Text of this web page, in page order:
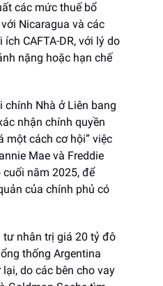
các mức thuế bổ
Nicaragua và các
CAFTA-DR, với lý do
nặng hoặc hạn chế
chính Nhà ở Liên bang
nhận chính quyền
một cách cơ hội” việc
Mae và Freddie
năm 2025, để
của chính phủ có
tư nhân trị giá 20 tỷ đô
thống Argentina
do các bên cho vay